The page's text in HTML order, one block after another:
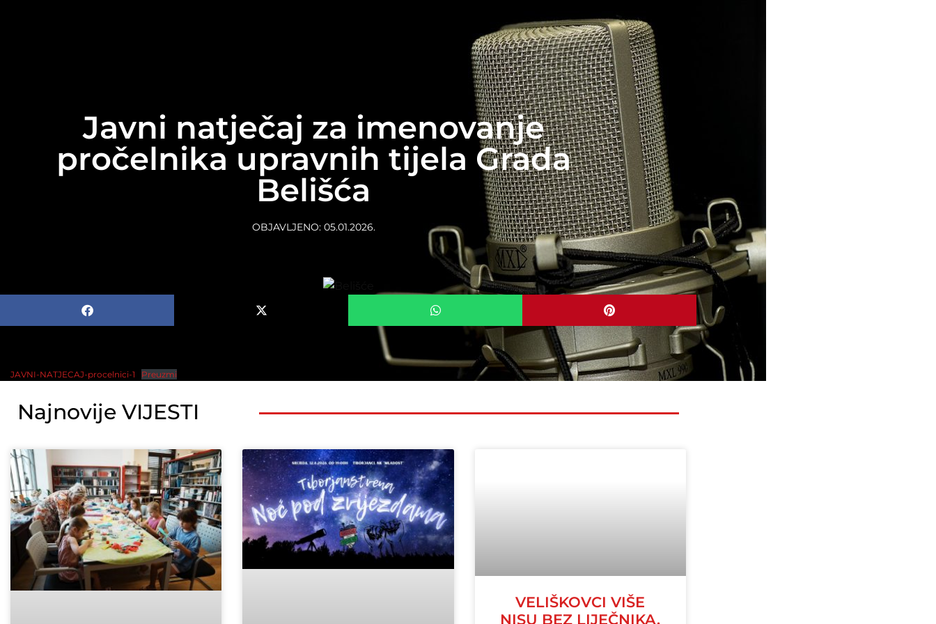
Javni natječaj za imenovanje
pročelnika upravnih tijela Grada
Belišća
OBJAVLJENO: 05.01.2026.
JAVNI-NATJECAJ-procelnici-1 Preuzmi
Najnovije VIJESTI
VELIŠKOVCI VIŠE
NISU BEZ LIJEČNIKA,